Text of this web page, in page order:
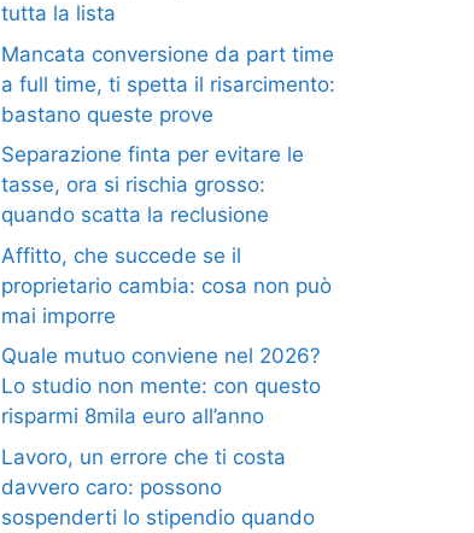
tutta la lista
Mancata conversione da part time
a full time, ti spetta il risarcimento:
bastano queste prove
Separazione finta per evitare le
tasse, ora si rischia grosso:
quando scatta la reclusione
Affitto, che succede se il
proprietario cambia: cosa non può
mai imporre
Quale mutuo conviene nel 2026?
Lo studio non mente: con questo
risparmi 8mila euro all’anno
Lavoro, un errore che ti costa
davvero caro: possono
sospenderti lo stipendio quando